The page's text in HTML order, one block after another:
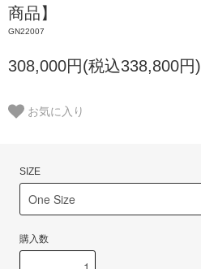
商品】
GN22007
308,000円(税込338,800円)
お気に入り
SIZE
購入数